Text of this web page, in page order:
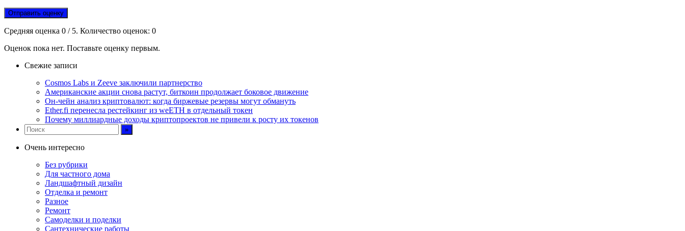
Отправить оценку
Средняя оценка 0 / 5. Количество оценок: 0
Оценок пока нет. Поставьте оценку первым.
Свежие записи
Cosmos Labs и Zeeve заключили партнерство
Американские акции снова растут, биткоин продолжает боковое движение
Он-чейн анализ криптовалют: когда биржевые резервы могут обмануть
Ether.fi перенесла рестейкинг из weETH в отдельный токен
Почему миллиардные доходы криптопроектов не привели к росту их токенов
Очень интересно
Без рубрики
Для частного дома
Ландшафтный дизайн
Отделка и ремонт
Разное
Ремонт
Самоделки и поделки
Сантехнические работы